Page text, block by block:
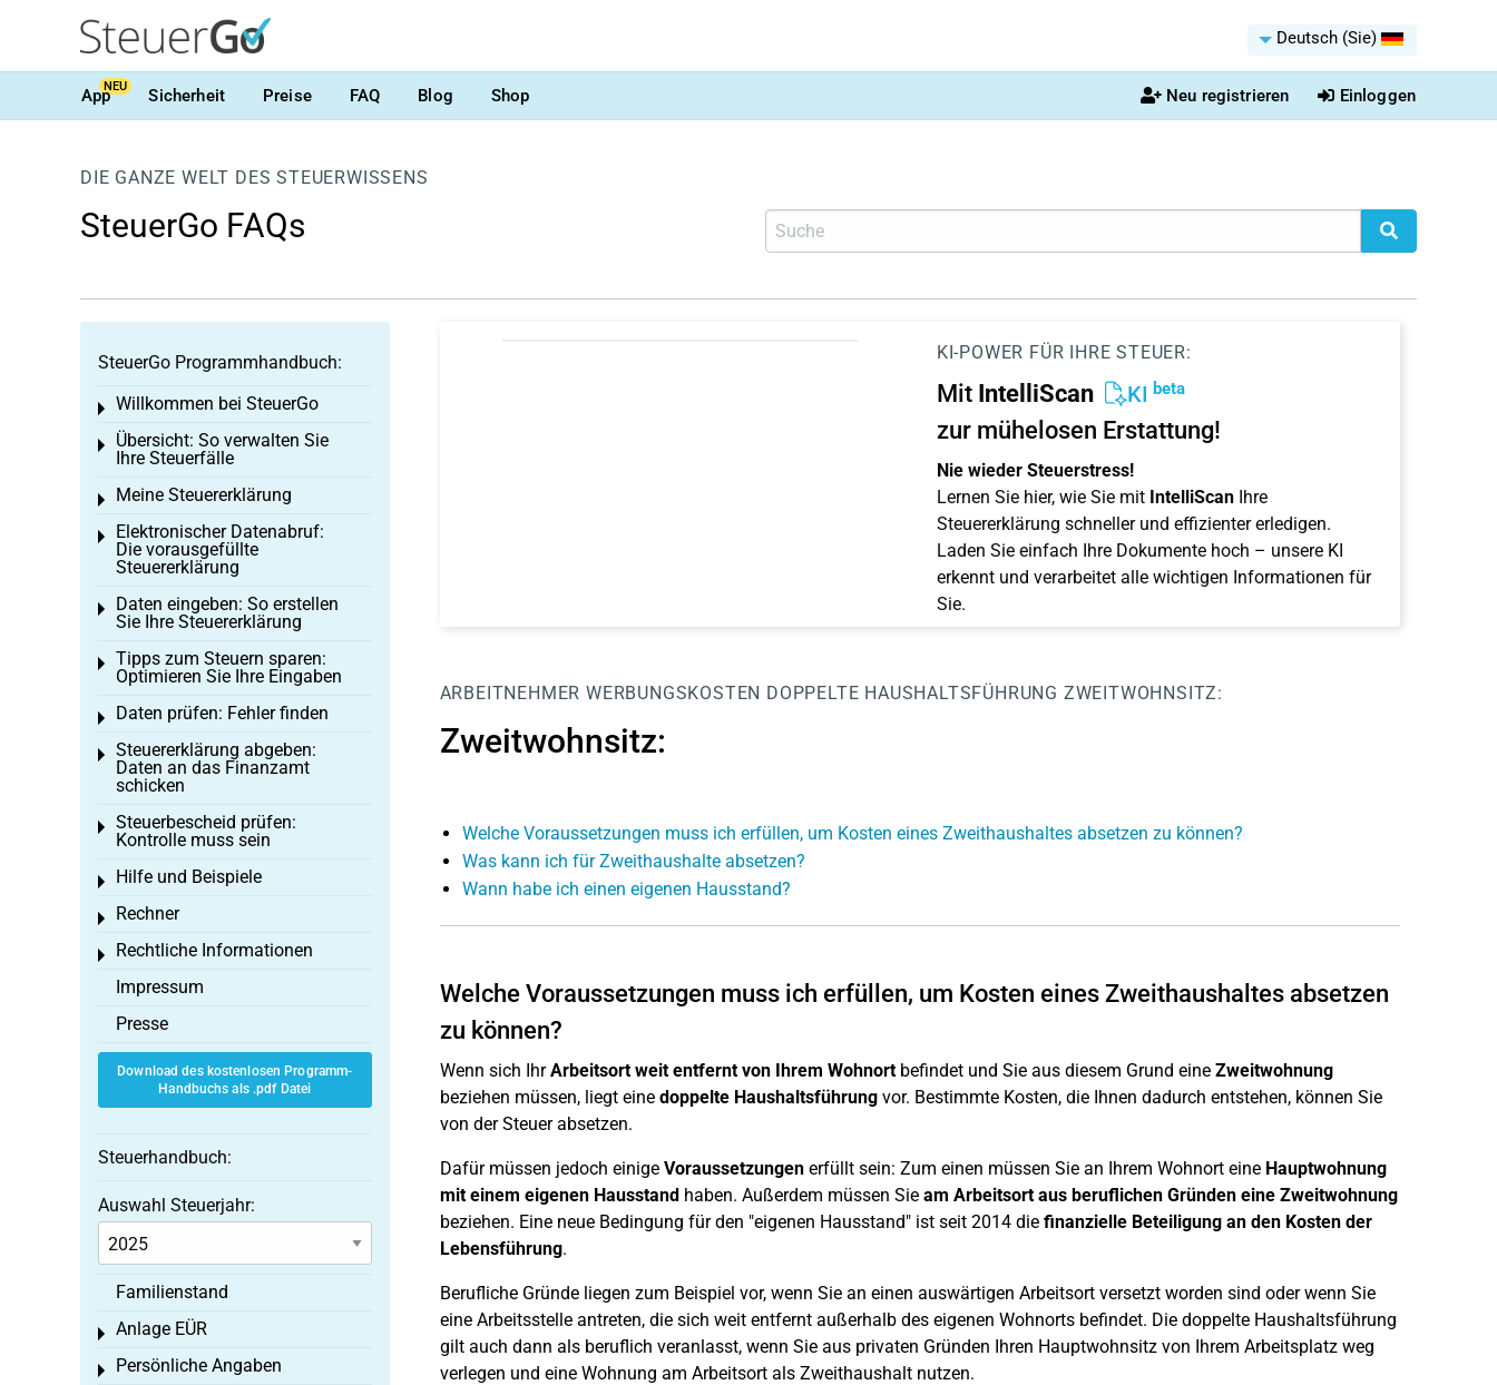
Deutsch (Sie)
AppNEU Sicherheit Preise FAQ Blog Shop Neu registrieren Einloggen
DIE GANZE WELT DES STEUERWISSENS
SteuerGo FAQs
KI-POWER FÜR IHRE STEUER:
Mit IntelliScan KI beta
zur mühelosen Erstattung!
Nie wieder Steuerstress!
Lernen Sie hier, wie Sie mit IntelliScanIhre
Steuererklärung schneller und effizienter erledigen.
Laden Sie einfach Ihre Dokumente hoch – unsere KI
erkennt und verarbeitet alle wichtigen Informationen für
Sie.
ARBEITNEHMER WERBUNGSKOSTEN DOPPELTE HAUSHALTSFÜHRUNG ZWEITWOHNSITZ:
Zweitwohnsitz:
Welche Voraussetzungen muss ich erfüllen, um Kosten eines Zweithaushaltes absetzen zu können?
Was kann ich für Zweithaushalte absetzen?
Wann habe ich einen eigenen Hausstand?
Welche Voraussetzungen muss ich erfüllen, um Kosten eines Zweithaushaltes absetzen
zu können?
Wenn sich IhrArbeitsort weit entfernt von Ihrem Wohnortbefindet und Sie aus diesem Grund eine Zweitwohnung
beziehen müssen, liegt eine doppelte Haushaltsführungvor. Bestimmte Kosten, die Ihnen dadurch entstehen, können Sie
von der Steuer absetzen.
Dafür müssen jedoch einige Voraussetzungenerfüllt sein: Zum einen müssen Sie an Ihrem Wohnort eine Hauptwohnung
mit einem eigenen Hausstandhaben. Außerdem müssen Sie am Arbeitsort aus beruflichen Gründen eine Zweitwohnung
beziehen. Eine neue Bedingung für den "eigenen Hausstand" ist seit 2014 die finanzielle Beteiligung an den Kosten der
Lebensführung.
Berufliche Gründe liegen zum Beispiel vor, wenn Sie an einen auswärtigen Arbeitsort versetzt worden sind oder wenn Sie
eine Arbeitsstelle antreten, die sich weit entfernt außerhalb des eigenen Wohnorts befindet. Die doppelte Haushaltsführung
gilt auch dann als beruflich veranlasst, wenn Sie aus privaten Gründen Ihren Hauptwohnsitz von Ihrem Arbeitsplatz weg
verlegen und eine Wohnung am Arbeitsort als Zweithaushalt nutzen.
SteuerGo Programmhandbuch:
Willkommen bei SteuerGo
Toggle menu
Übersicht: So verwalten Sie
Ihre Steuerfälle
Toggle menu
Meine Steuererklärung
Toggle menu
Elektronischer Datenabruf:
Die vorausgefüllte
Steuererklärung
Toggle menu
Daten eingeben: So erstellen
Sie Ihre Steuererklärung
Toggle menu
Tipps zum Steuern sparen:
Optimieren Sie Ihre Eingaben
Toggle menu
Daten prüfen: Fehler finden
Toggle menu
Steuererklärung abgeben:
Daten an das Finanzamt
schicken
Toggle menu
Steuerbescheid prüfen:
Kontrolle muss sein
Toggle menu
Hilfe und Beispiele
Toggle menu
Rechner
Toggle menu
Rechtliche Informationen
Toggle menu
Impressum
Presse
Download des kostenlosen Programm-
Handbuchs als .pdf Datei
Steuerhandbuch:
Auswahl Steuerjahr:
Familienstand
Anlage EÜR
Toggle menu
Persönliche Angaben
Toggle menu